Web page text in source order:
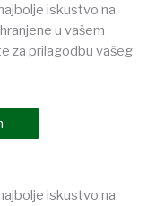
iskustvo na
u vašem
za prilagodbu vašeg
iskustvo na